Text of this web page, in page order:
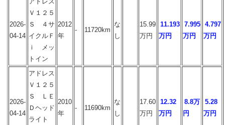
2026-
04-14
Ｖ１２５
Ｓ ４サ
イクルＦ
ｉ メッ
トイン
2012
年
- 11720km
な
し
15.99
万円
11.193
万円
7.995
万円
4.797
万円
2026-
04-14
アドレス
Ｖ１２５
Ｓ ＬＥ
Ｄヘッド
ライト
2010
年
- 11690km
な
し
17.60
万円
12.32
万円
8.8万
円
5.28
万円